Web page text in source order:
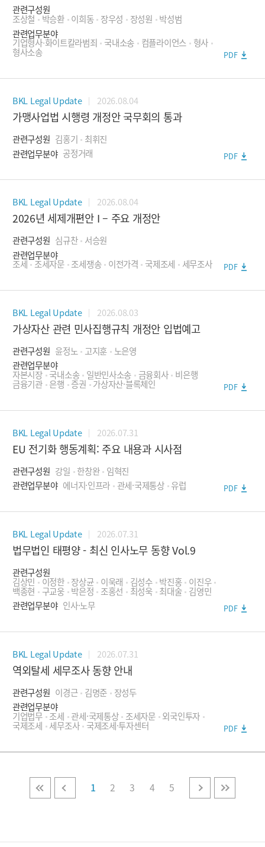
국제중재·소송
- 국제중재
- 국제소송
금융
- 인수금융
- 부동산금융
- 프로젝트 파이낸스
금융규제
- 금융회사 검사·자본시장 조사
- 회계감리
- 자금세탁방지
- 금융회사 인허가
기업구조조정
기업법무
- 외국인투자
- 해외투자
디지털금융
- 전자금융거래
- 핀테크·금융보안
- 가상자산·블록체인
- 토큰증권
- 혁신금융서비스·규제샌드박스
- 임금/근로시간 등 근로조건
- 해고 및 징계
- 노동조합 대응 및 단체교섭 및 단체협약
- 직장 내 괴롭힘/성희롱 조사 및 처리
- 사내도급 등 외부인력 활용
- 기타 인사노무 자문
관련구성원
조상철 박승환 이희동 장우성 장성원
박성범
관련업무분야
기업형사∙화이트칼라범죄 국내소송 컴플라이언스 형사
형사소송 PDF
BKL Legal Update 2026.08.04
가맹사업법 시행령 개정안 국무회의 통과
관련구성원 김홍기
최휘진
관련업무분야 공정거래 PDF
BKL Legal Update 2026.08.04
2026년 세제개편안 I – 주요 개정안
관련구성원 심규찬 서승원
관련업무분야
조세 조세자문 조세쟁송 이전가격 국제조세 세무조사 PDF
BKL Legal Update 2026.08.03
가상자산 관련 민사집행규칙 개정안 입법예고
관련구성원 윤정노 고지훈
노은영
관련업무분야
자본시장 국내소송 일반민사소송 금융회사 비은행
금융기관 은행 증권 가상자산·블록체인 PDF
BKL Legal Update 2026.07.31
EU 전기화 행동계획: 주요 내용과 시사점
관련구성원 강일 한창완 임혁진
관련업무분야 에너지·인프라 관세·국제통상 유럽 PDF
BKL Legal Update 2026.07.31
법무법인 태평양 - 최신 인사노무 동향 Vol.9
관련구성원
김상민 이정한 장상균 이욱래 김성수 박진홍 이진우
백종현 구교웅 박은정 조홍선 최성욱 최대술 김영민
관련업무분야 인사·노무 PDF
BKL Legal Update 2026.07.31
역외탈세 세무조사 동향 안내
관련구성원 이경근 김명준
장성두
관련업무분야
기업법무 조세 관세·국제통상 조세자문 외국인투자
국제조세 세무조사 국제조세·투자센터 PDF
1 2 3 4 5